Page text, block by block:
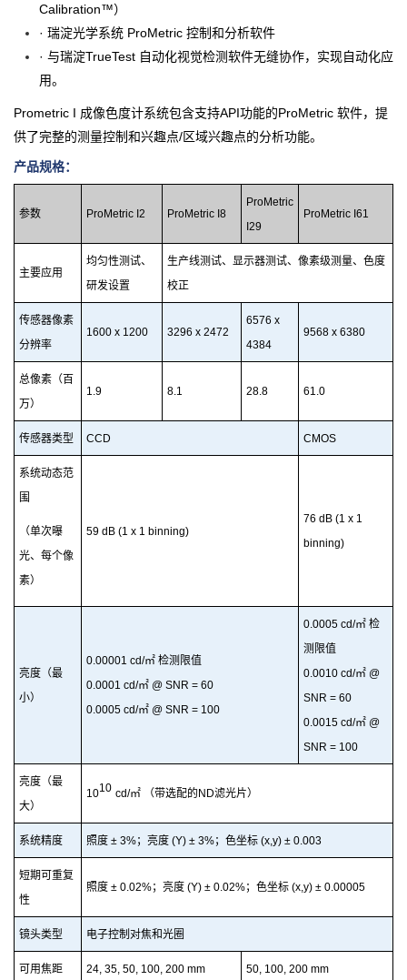
Calibration™）
· 瑞淀光学系统 ProMetric 控制和分析软件
· 与瑞淀TrueTest 自动化视觉检测软件无缝协作，实现自动化应
用。
Prometric I 成像色度计系统包含支持API功能的ProMetric 软件，提
供了完整的测量控制和兴趣点/区域兴趣点的分析功能。
产品规格：
参数 ProMetric I2 ProMetric I8
ProMetric
I29
ProMetric I61
主要应用
均匀性测试、
研发设置
生产线测试、显示器测试、像素级测量、色度
校正
传感器像素
分辨率
1600 x 1200 3296 x 2472
6576 x
4384
9568 x 6380
总像素（百
万）
1.9 8.1 28.8 61.0
传感器类型 CCD CMOS
系统动态范
围
（单次曝
光、每个像
素）
59 dB (1 x 1 binning)
76 dB (1 x 1
binning)
亮度（最
小）
0.00001 cd/㎡ 检测限值
0.0001 cd/㎡ @ SNR = 60
0.0005 cd/㎡ @ SNR = 100
0.0005 cd/㎡ 检
测限值
0.0010 cd/㎡ @
SNR = 60
0.0015 cd/㎡ @
SNR = 100
亮度（最
大）
1010 cd/㎡ （带选配的ND滤光片）
系统精度 照度 ± 3%；亮度 (Y) ± 3%；色坐标 (x,y) ± 0.003
短期可重复
性
照度 ± 0.02%；亮度 (Y) ± 0.02%；色坐标 (x,y) ± 0.00005
镜头类型 电子控制对焦和光圈
可用焦距 24, 35, 50 , 100, 200 mm 50, 100, 200 mm